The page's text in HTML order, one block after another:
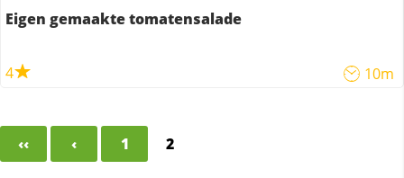
Eigen gemaakte tomatensalade
4 10m
‹‹ ‹ 1 2